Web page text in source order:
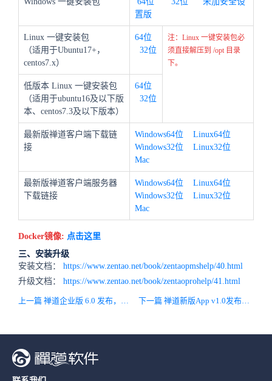
置版
Linux 一键安装包
（适用于Ubuntu17+，
centos7.x）
64位
32位
注：Linux 一键安装包必
须直接解压到 /opt 目录
下。
低版本 Linux 一键安装包
（适用于ubuntu16及以下版
本、centos7.3及以下版本）
64位
32位
最新版禅道客户端下载链
接
Windows64位
Linux64位
Windows32位
Linux32位
Mac
最新版禅道客户端服务器
下载链接
Windows64位
Linux64位
Windows32位
Linux32位
Mac
Docker镜像: 点击这里
三、安装升级
安装文档： https://www.zentao.net/book/zentaopmshelp/40.html
升级文档： https://www.zentao.net/book/zentaoprohelp/41.html
上一篇 禅道企业版 6.0 发布，兼容开源版的通用看板、在线聊天功能，提供全新桌面客户端 下一篇 禅道新版App v1.0发布，提供核心功能的浏览和详情页的查看功能